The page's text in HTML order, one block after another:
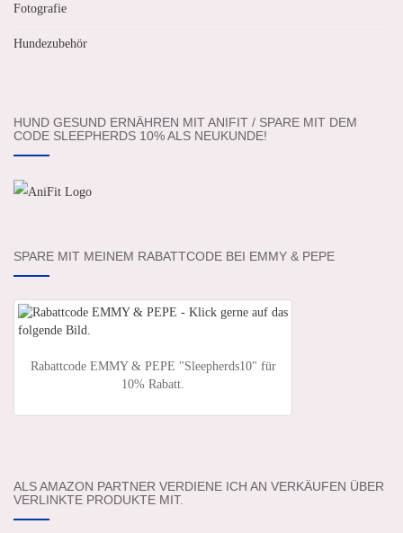
Fotografie
Hundezubehör
HUND GESUND ERNÄHREN MIT ANIFIT / SPARE MIT DEM
CODE SLEEPHERDS 10% ALS NEUKUNDE!
SPARE MIT MEINEM RABATTCODE BEI EMMY & PEPE
Rabattcode EMMY & PEPE "Sleepherds10" für
10% Rabatt.
ALS AMAZON PARTNER VERDIENE ICH AN VERKÄUFEN ÜBER
VERLINKTE PRODUKTE MIT.